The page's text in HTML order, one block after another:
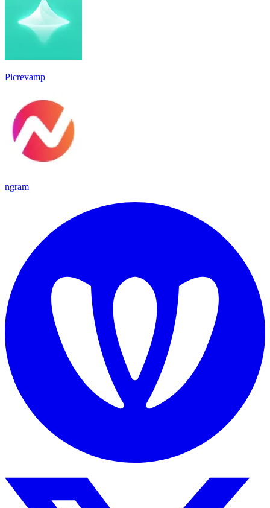
Picrevamp
ngram